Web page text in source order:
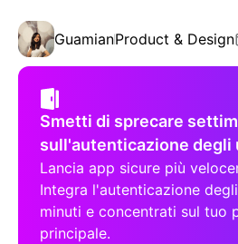
GuamianProduct & Design
Smetti di sprecare
sull'autenticazione degli
Lancia app sicure più
Integra l'autenticazione
minuti e concentrati sul tuo
principale.